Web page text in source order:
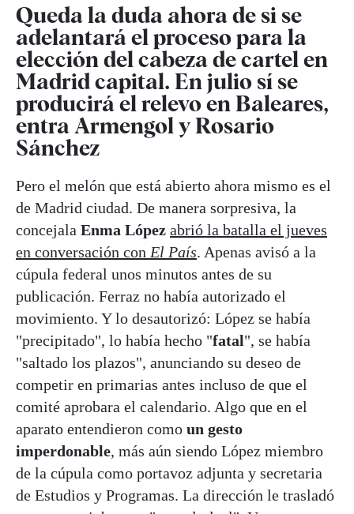
Queda la duda ahora de si se
adelantará el proceso para la
elección del cabeza de cartel en
Madrid capital. En julio sí se
producirá el relevo en Baleares,
entra Armengol y Rosario
Sánchez
Pero el melón que está abierto ahora mismo es el
de Madrid ciudad. De manera sorpresiva, la
concejala Enma López abrió la batalla el jueves
en conversación con El País. Apenas avisó a la
cúpula federal unos minutos antes de su
publicación. Ferraz no había autorizado el
movimiento. Y lo desautorizó: López se había
"precipitado", lo había hecho "fatal", se había
"saltado los plazos", anunciando su deseo de
competir en primarias antes incluso de que el
comité aprobara el calendario. Algo que en el
aparato entendieron como un gesto
imperdonable, más aún siendo López miembro
de la cúpula como portavoz adjunta y secretaria
de Estudios y Programas. La dirección le trasladó